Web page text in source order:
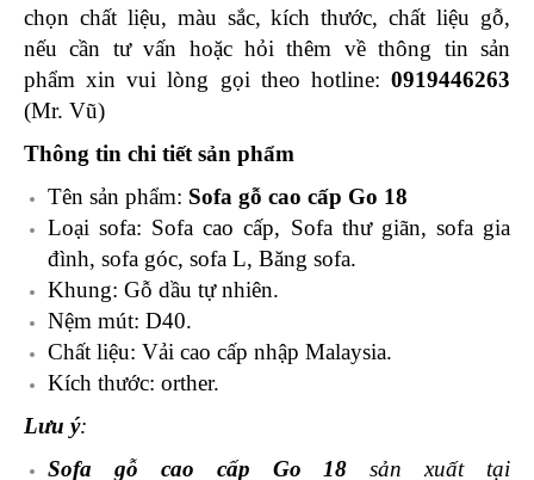
chọn chất liệu, màu sắc, kích thước, chất liệu gỗ,
nếucần tư vấn hoặc hỏi thêm về thông tin sản
phẩm xin vui lòng gọi theo hotline: 0919446263
(Mr. Vũ)
Thông tin chi tiết sản phẩm
Tên sản phẩm: Sofa gỗ cao cấp Go 18
Loại sofa: Sofa cao cấp, Sofa thư giãn, sofa gia
đình, sofa góc, sofa L, Băng sofa.
Khung: Gỗ dầu tự nhiên.
Nệm mút: D40.
Chất liệu: Vải cao cấp nhập Malaysia.
Kích thước: orther.
Lưu ý:
Sofa gỗ cao cấp Go 18sản xuất tại